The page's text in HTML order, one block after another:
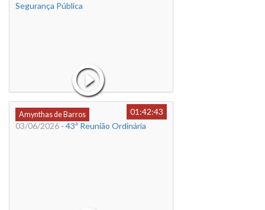
Segurança Pública
Amynthas de Barros
01:42:43
03/06/2026 - 43ª Reunião Ordinária